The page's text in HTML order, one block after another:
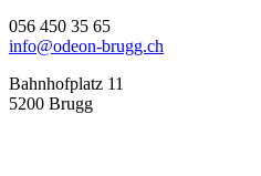
056 450 35 65
info@odeon-brugg.ch
Bahnhofplatz 11
5200 Brugg